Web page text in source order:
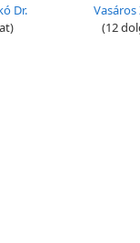
Dr.
Vasáros
(12